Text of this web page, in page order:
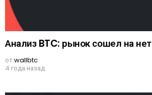
Анализ BTC: рынок сошел на нет
отwallbtc
4 года назад